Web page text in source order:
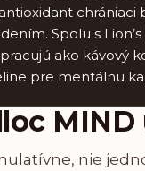
chrániaci
Spolu s
ako kávový
pre mentálnu
MIND
nie